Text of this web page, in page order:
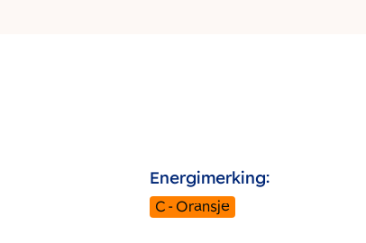
Energimerking:
C - Oransje